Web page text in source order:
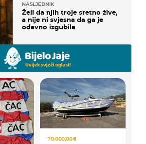
NASLJEDNIK
Želi da njih troje sretno žive,
a nije ni svjesna da ga je
odavno izgubila
70.000,00 €